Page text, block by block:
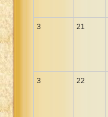
3 21
3 22